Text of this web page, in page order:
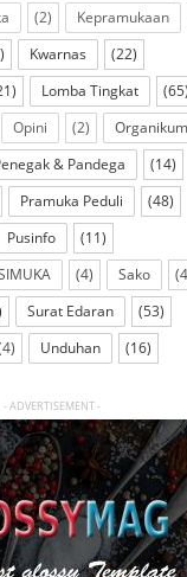
(2) Kepramukaan
Kwarnas
(22)
Lomba Tingkat
(65)
Opini (2) Organikum
& Pandega
(14)
Pramuka Peduli
(48)
Pusinfo
(11)
(4) Sako
Surat Edaran
(53)
Unduhan (16)
- ADVERTISEMENT -